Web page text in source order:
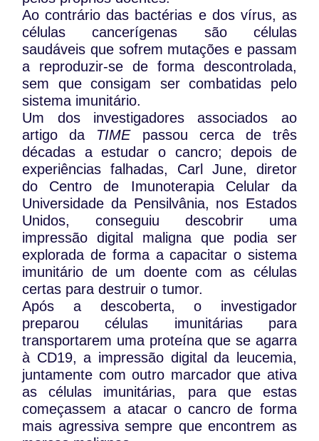
Ao contrário das bactérias e dos vírus, as
células cancerígenas são células
saudáveis que sofrem mutações e passam
a reproduzir-se de forma descontrolada,
sem que consigam ser combatidas pelo
sistema imunitário.
Um dos investigadores associados ao
artigo da TIMEpassou cerca de três
décadas a estudar o cancro; depois de
experiências falhadas, Carl June, diretor
do Centro de Imunoterapia Celular da
Universidade da Pensilvânia, nos Estados
Unidos, conseguiu descobrir uma
impressão digital maligna que podia ser
explorada de forma a capacitar o sistema
imunitário de um doente com as células
certas para destruir o tumor.
Após a descoberta, o investigador
preparou células imunitárias para
transportarem uma proteína que se agarra
à CD19, a impressão digital da leucemia,
juntamente com outro marcador que ativa
as células imunitárias, para que estas
começassem a atacar o cancro de forma
mais agressiva sempre que encontrem as